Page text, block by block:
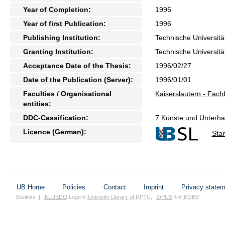
Year of Completion:
1996
Year of first Publication:
1996
Publishing Institution:
Technische
Granting Institution:
Technische
Acceptance Date of the Thesis:
1996/02/27
Date of the Publication (Server):
1996/01/01
Faculties / Organisational
entities:
Kaiserslautern -
DDC-Cassification:
7 Künste und
Licence (German):
UB Home Policies Contact Imprint Privacy
Sitelinks | KLUEDO Logo © Univerity Library of RPTU OPUS4 © KOBV